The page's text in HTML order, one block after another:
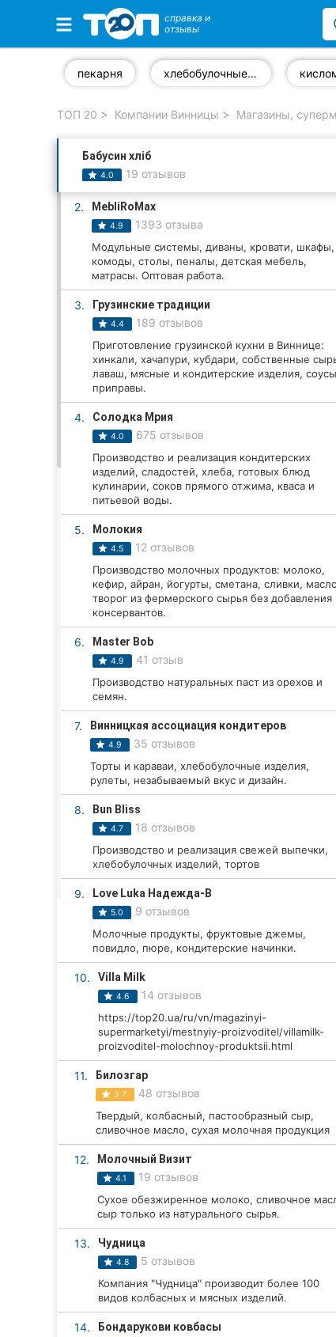
Избранные компании
Стоматологии
Ветеринарные клиники
Частные клиники
Автошколы
Рестораны
Все рубрики
Все города:
Хмельницкий
Кропивницкий
Харьков
Николаев
Чернигов
Ивано-Франковск
справка и
отзывы
пекарня хлебобулочные изделия
ТОП 20 Компании Винницы Магазины,
Бабусин хліб
4.0 19 отзывов
2. MebliRoMax
4.9 1393 отзыва
Модульные системы, диваны, кровати, шкафы,
комоды, столы, пеналы, детская мебель,
матрасы. Оптовая работа.
3. Грузинские традиции
4.4 189 отзывов
Приготовление грузинской кухни в Виннице:
хинкали, хачапури, кубдари, собственные
лаваш, мясные и кондитерские изделия,
приправы.
4. Солодка Мрия
4.0 675 отзывов
Производство и реализация кондитерских
изделий, сладостей, хлеба, готовых блюд
кулинарии, соков прямого отжима, кваса и
питьевой воды.
5. Молокия
4.5 12 отзывов
Производство молочных продуктов: молоко,
кефир, айран, йогурты, сметана, сливки,
творог из фермерского сырья без добавления
консервантов.
6. Master Bob
4.9 41 отзыв
Производство натуральных паст из орехов и
семян.
7. Винницкая ассоциация кондитеров
4.9 35 отзывов
Торты и караваи, хлебобулочные изделия,
рулеты, незабываемый вкус и дизайн.
8. Bun Bliss
4.7 18 отзывов
Производство и реализация свежей выпечки,
хлебобулочных изделий, тортов
9. Love Luka Надежда-В
5.0 9 отзывов
Молочные продукты, фруктовые джемы,
повидло, пюре, кондитерские начинки.
10. Villa Milk
4.6 14 отзывов
https://top20.ua/ru/vn/magazinyi-
supermarketyi/mestnyiy-proizvoditel/villamilk-
proizvoditel-molochnoy-produktsii.html
11. Билозгар
3.7 48 отзывов
Твердый, колбасный, пастообразный сыр,
сливочное масло, сухая молочная продукция
12. Молочный Визит
4.1 19 отзывов
Сухое обезжиренное молоко, сливочное
сыр только из натурального сырья.
13. Чудница
4.8 5 отзывов
Компания "Чудница" производит более 100
видов колбасных и мясных изделий.
14. Бондарукови ковбасы